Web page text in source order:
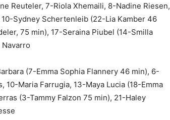
Reuteler, 7-Riola Xhemaili, 8-Nadine Riesen,
Sydney Schertenleib (22-Lia Kamber 46
75 min), 17-Seraina Piubel (14-Smilla
Navarro
(7-Emma Sophia Flannery 46 min), 6-
Maria Farrugia, 13-Maya Lucia (18-Emma
(3-Tammy Falzon 75 min), 21-Haley